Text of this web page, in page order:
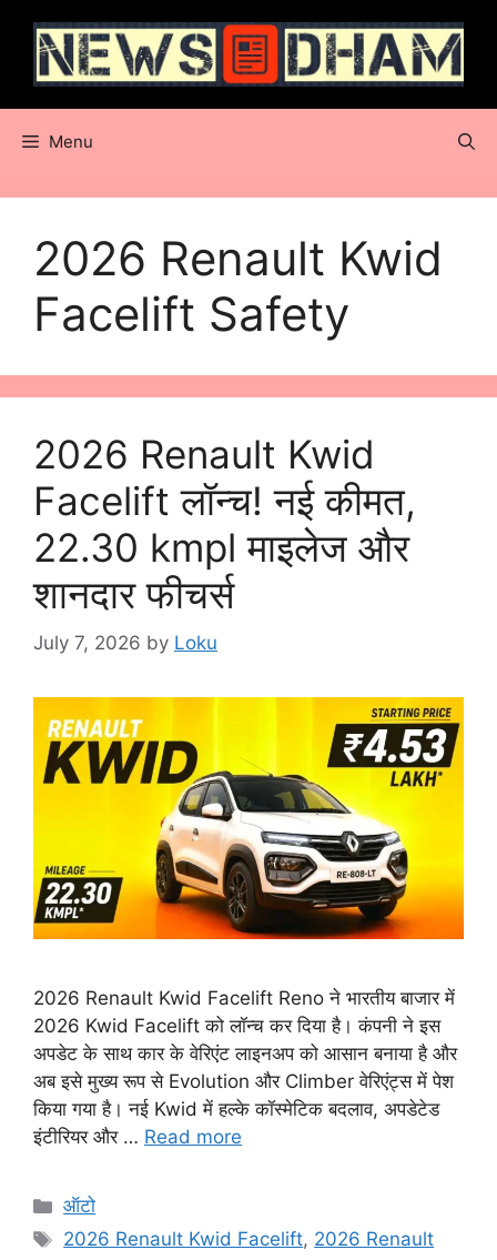
content
Menu
2026 Renault Kwid
Facelift Safety
2026 Renault Kwid
Facelift लॉन्च! नई कीमत,
22.30 kmpl माइलेज और
शानदार फीचर्स
July 7, 2026 by Loku
2026 Renault Kwid Facelift Reno ने भारतीय बाजार में
2026 Kwid Facelift को लॉन्च कर दिया है। कंपनी ने इस
अपडेट के साथ कार के वेरिएंट लाइनअप को आसान बनाया है और
अब इसे मुख्य रूप से Evolution और Climber वेरिएंट्स में पेश
किया गया है। नई Kwid में हल्के कॉस्मेटिक बदलाव, अपडेटेड
इंटीरियर और … Read more
Categories
ऑटो
Tags
2026 Renault Kwid Facelift, 2026 Renault